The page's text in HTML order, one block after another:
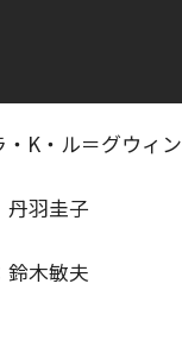
K・ル＝グウィン
丹羽圭子
鈴木敏夫